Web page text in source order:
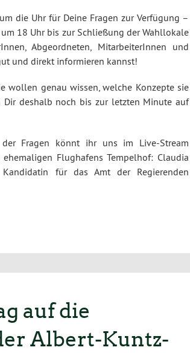
die Uhr für Deine Fragen zur Verfügung –
um 18 Uhr bis zur Schließung der Wahllokale
Abgeordneten, MitarbeiterInnen und
und direkt informieren kannst!
wollen genau wissen, welche Konzepte sie
Dir deshalb noch bis zur letzten Minute auf
der Fragen könnt ihr uns im Live-Stream
Flughafens Tempelhof: Claudia
für das Amt der Regierenden
auf die
Albert-Kuntz-